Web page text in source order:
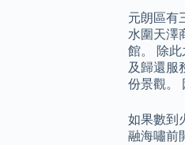
元朗區有
水圍天澤
館。 除
及歸還服
份景觀。
如果數到
融海嘯前